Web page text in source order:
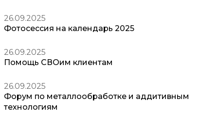
26.09.2025
Фотосессия на календарь 2025
26.09.2025
Помощь СВОим клиентам
26.09.2025
Форум по металлообработке и аддитивным
технологиям